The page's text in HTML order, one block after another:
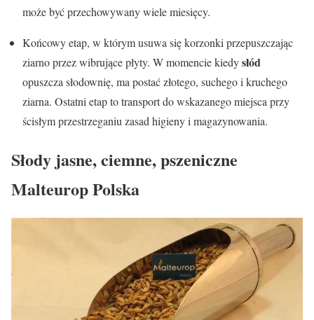
może być przechowywany wiele miesięcy.
Końcowy etap, w którym usuwa się korzonki przepuszczając
ziarno przez wibrujące płyty. W momencie kiedysłód
opuszcza słodownię, ma postać złotego, suchego i kruchego
ziarna. Ostatni etap to transport do wskazanego miejsca przy
ścisłym przestrzeganiu zasad higieny i magazynowania.
Słody jasne, ciemne, pszeniczne
Malteurop Polska